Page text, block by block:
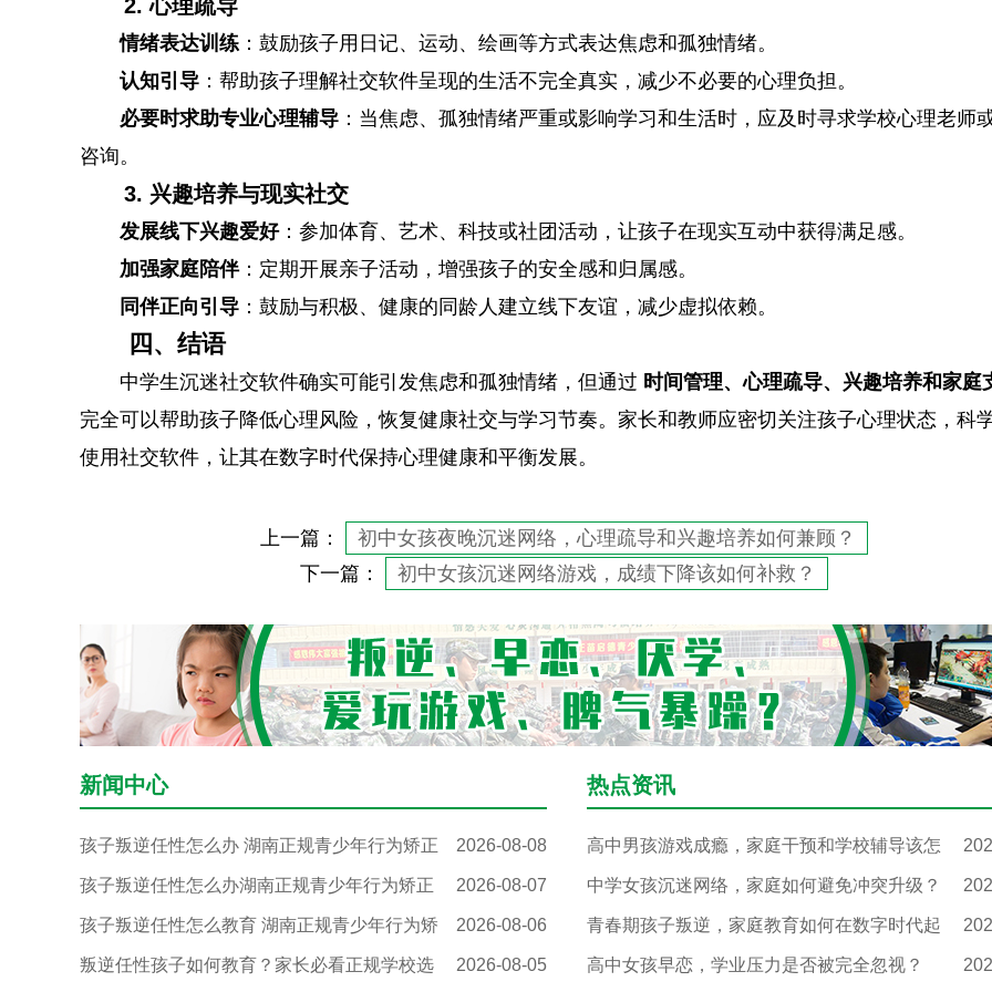
2. 心理疏导
情绪表达训练 ：鼓励孩子用日记、运动、绘画等方式表达焦虑和孤独情绪。
认知引导 ：帮助孩子理解社交软件呈现的生活不完全真实，减少不必要的心理负担。
必要时求助专业心理辅导 ：当焦虑、孤独情绪严重或影响学习和生活时，应及时寻求学校心理老师
咨询。
3. 兴趣培养与现实社交
发展线下兴趣爱好：参加体育、艺术、科技或社团活动，让孩子在现实互动中获得满足感。
加强家庭陪伴：定期开展亲子活动，增强孩子的安全感和归属感。
同伴正向引导 ：鼓励与积极、健康的同龄人建立线下友谊，减少虚拟依赖。
四、结语
中学生沉迷社交软件确实可能引发焦虑和孤独情绪，但通过 时间管理、心理疏导、兴趣培养和家庭
完全可以帮助孩子降低心理风险，恢复健康社交与学习节奏。家长和教师应密切关注孩子心理状态，科
使用社交软件，让其在数字时代保持心理健康和平衡发展。
上一篇：
初中女孩夜晚沉迷网络，心理疏导和兴趣培养如何兼顾？
下一篇：
初中女孩沉迷网络游戏，成绩下降该如何补救？
新闻中心
孩子叛逆任性怎么办 湖南正规青少年行为矫正 2026-08-08
孩子叛逆任性怎么办湖南正规青少年行为矫正 2026-08-07
孩子叛逆任性怎么教育 湖南正规青少年行为矫 2026-08-06
叛逆任性孩子如何教育？家长必看正规学校选 2026-08-05
热点资讯
高中男孩游戏成瘾，家庭干预和学校辅导该怎
中学女孩沉迷网络，家庭如何避免冲突升级？
青春期孩子叛逆，家庭教育如何在数字时代起
高中女孩早恋，学业压力是否被完全忽视？